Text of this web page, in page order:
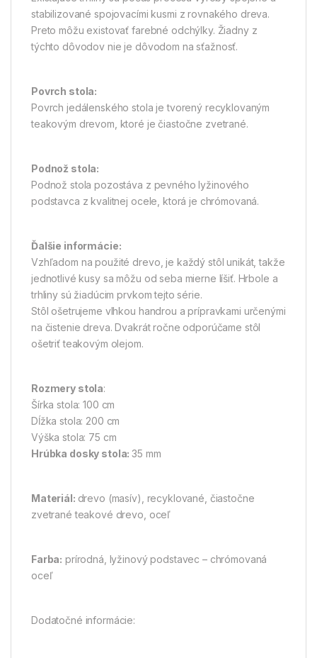
stabilizované spojovacími kusmi z rovnakého dreva.
Preto môžu existovať farebné odchýlky. Žiadny z
týchto dôvodov nie je dôvodom na sťažnosť.
Povrch stola:
Povrch jedálenského stola je tvorený recyklovaným
teakovým drevom, ktoré je čiastočne zvetrané.
Podnož stola:
Podnož stola pozostáva z pevného lyžinového
podstavca z kvalitnej ocele, ktorá je chrómovaná.
Ďalšie informácie:
Vzhľadom na použité drevo, je každý stôl unikát, takže
jednotlivé kusy sa môžu od seba mierne líšiť. Hrbole a
trhliny sú žiadúcim prvkom tejto série.
Stôl ošetrujeme vlhkou handrou a prípravkami určenými
na čistenie dreva. Dvakrát ročne odporúčame stôl
ošetriť teakovým olejom.
Rozmery stola:
Šírka stola: 100 cm
Dĺžka stola: 200 cm
Výška stola: 75 cm
Hrúbka dosky stola:35 mm
Materiál: drevo (masív), recyklované, čiastočne
zvetrané teakové drevo, oceľ
Farba: prírodná, lyžinový podstavec – chrómovaná
oceľ
Dodatočné informácie: